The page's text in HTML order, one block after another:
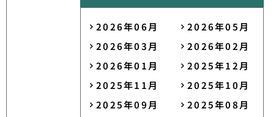
2026年06月
2026年05月
2026年03月
2026年02月
2026年01月
2025年12月
2025年11月
2025年10月
2025年09月
2025年08月